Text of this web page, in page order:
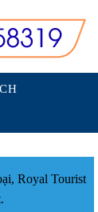
Royal Tourist